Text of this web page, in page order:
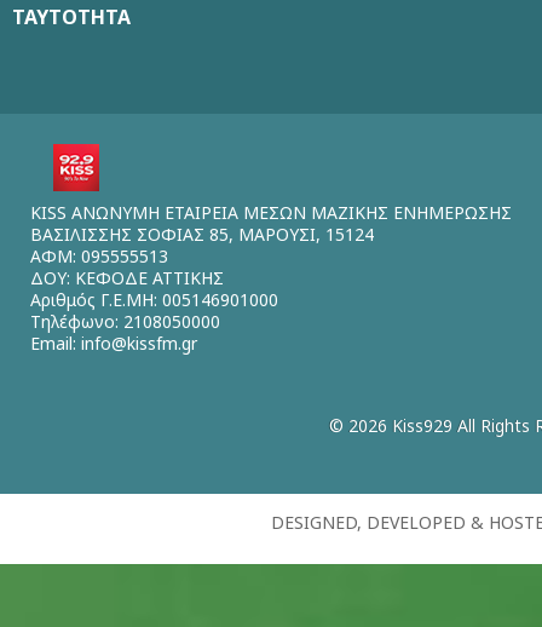
ΤΑΥΤΟΤΗΤΑ
KISS ΑΝΩΝΥΜΗ ΕΤΑΙΡΕΙΑ ΜΕΣΩΝ ΜΑΖΙΚΗΣ ΕΝΗΜΕΡΩΣΗΣ
ΒΑΣΙΛΙΣΣΗΣ ΣΟΦΙΑΣ 85, ΜΑΡΟΥΣΙ, 15124
ΑΦΜ: 095555513
ΔΟΥ: ΚΕΦΟΔΕ ΑΤΤΙΚΗΣ
Αριθμός Γ.Ε.ΜΗ: 005146901000
Τηλέφωνο: 2108050000
Email: info@kissfm.gr
© 2026 Kiss929 All Rights
DESIGNED, DEVELOPED &